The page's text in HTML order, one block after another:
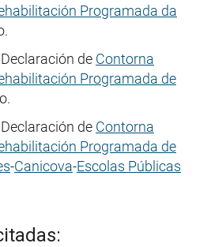
Programada da
Declaración de Contorna
Programada de
Declaración de Contorna
Programada de
-Canicova-Escolas Públicas